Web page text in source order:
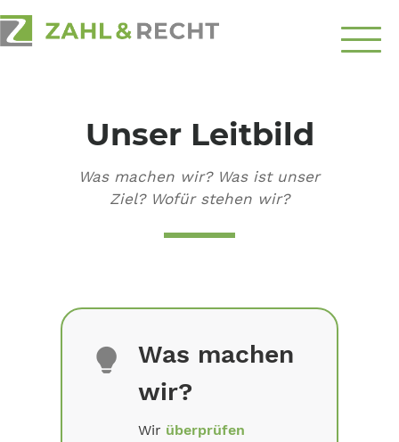
Schwerpunkte
aufnehmen
Unser Leitbild
Was machen wir? Was ist unser
Ziel? Wofür stehen wir?
Was machen
wir?
Wir überprüfen